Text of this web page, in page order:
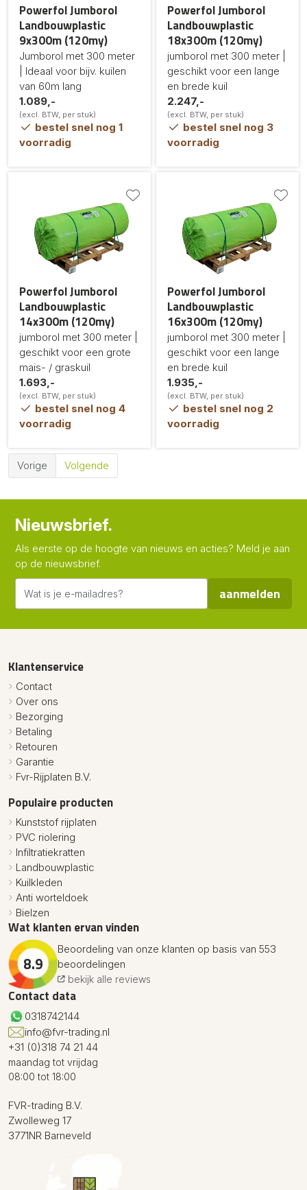
Powerfol Jumborol
Landbouwplastic
9x300m (120my)
Jumborol met 300 meter
| Ideaal voor bijv. kuilen
van 60m lang
1.089,-
(excl. BTW, per stuk)
bestel snel nog 1
voorradig
Powerfol Jumborol
Landbouwplastic
18x300m (120my)
jumborol met 300 meter |
geschikt voor een lange
en brede kuil
2.247,-
(excl. BTW, per stuk)
bestel snel nog 3
voorradig
Powerfol Jumborol
Landbouwplastic
14x300m (120my)
jumborol met 300 meter |
geschikt voor een grote
mais- / graskuil
1.693,-
(excl. BTW, per stuk)
bestel snel nog 4
voorradig
Powerfol Jumborol
Landbouwplastic
16x300m (120my)
jumborol met 300 meter |
geschikt voor een lange
en brede kuil
1.935,-
(excl. BTW, per stuk)
bestel snel nog 2
voorradig
Vorige Volgende
Nieuwsbrief.
Als eerste op de hoogte van nieuws en acties? Meld je aan
op de nieuwsbrief.
aanmelden
Klantenservice
Contact
Over ons
Bezorging
Betaling
Retouren
Garantie
Fvr-Rijplaten B.V.
Populaire producten
Kunststof rijplaten
PVC riolering
Infiltratiekratten
Landbouwplastic
Kuilkleden
Anti worteldoek
Bielzen
Wat klanten ervan vinden
8.9
Beoordeling van onze klanten op basis van 553
beoordelingen
bekijk alle reviews
Contact data
0318742144
info@fvr-trading.nl
+31 (0)318 74 21 44
maandag tot vrijdag
08:00 tot 18:00
FVR-trading B.V.
Zwolleweg 17
3771NR Barneveld